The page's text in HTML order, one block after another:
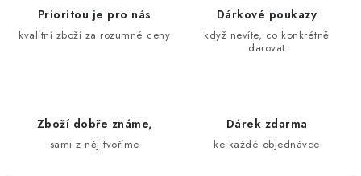
Prioritou je pro nás
kvalitní zboží za rozumné ceny
Dárkové poukazy
když nevíte, co konkrétně
darovat
Zboží dobře známe,
sami z něj tvoříme
Dárek zdarma
ke každé objednávce